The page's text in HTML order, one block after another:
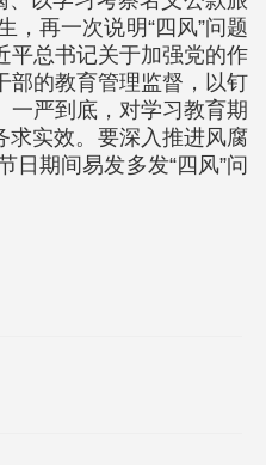
再一次说明“四风”问题
平总书记关于加强党的作
部的教育管理监督，以钉
一严到底，对学习教育期
求实效。要深入推进风腐
日期间易发多发“四风”问